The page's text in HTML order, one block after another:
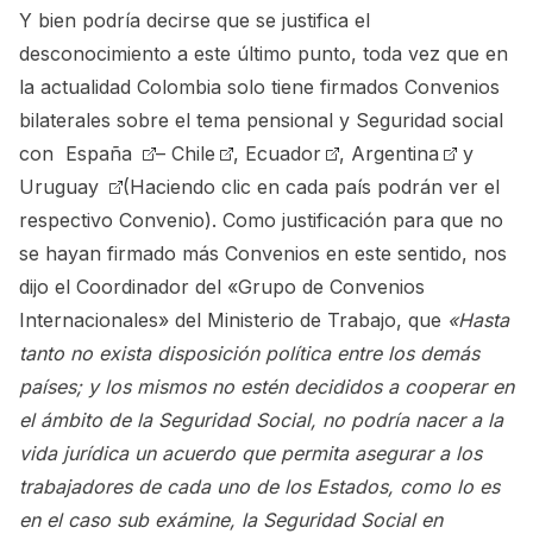
Y bien podría decirse que se justifica el
desconocimiento a este último punto, toda vez que en
la actualidad Colombia solo tiene firmados Convenios
bilaterales sobre el tema pensional y Seguridad social
con España – Chile , Ecuador , Argentina
y
Uruguay
(Haciendo clic en cada país podrán ver el
respectivo Convenio). Como justificación para que no
se hayan firmado más Convenios en este sentido, nos
dijo el Coordinador del «Grupo de Convenios
Internacionales» del Ministerio de Trabajo, que «Hasta
tanto no exista disposición política entre los demás
países; y los mismos no estén decididos a cooperar en
el ámbito de la Seguridad Social, no podría nacer a la
vida jurídica un acuerdo que permita asegurar a los
trabajadores de cada uno de los Estados, como lo es
en el caso sub exámine, la Seguridad Social en